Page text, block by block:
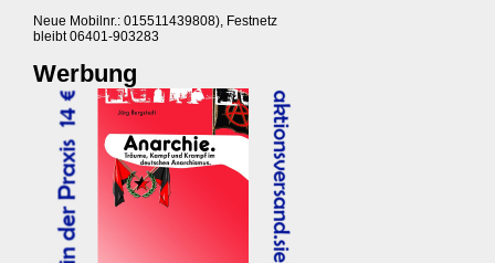
Neue Mobilnr.: 015511439808), Festnetz
bleibt 06401-903283
Werbung